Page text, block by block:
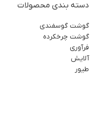
دسته بندی محصولات
گوشت گوسفندی
گوشت چرخکرده
فرآوری
آلایش
طیور